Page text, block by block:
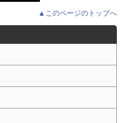
▲このページのトップへ